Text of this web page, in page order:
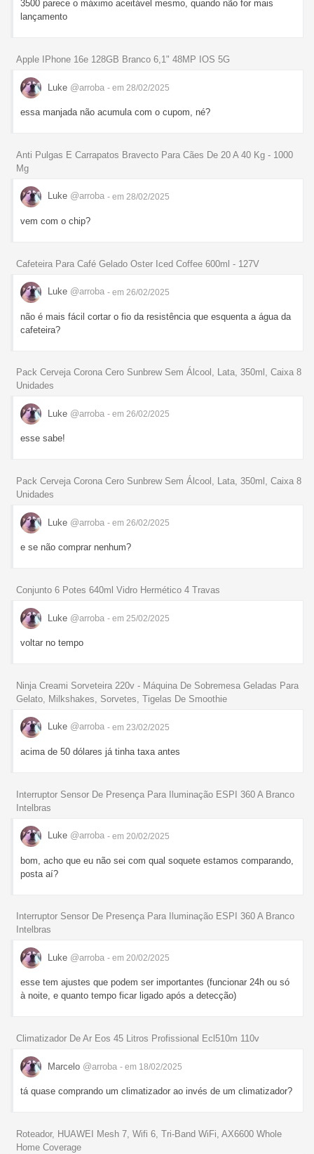
3500 parece o máximo aceitável mesmo, quando não for mais
lançamento
Apple IPhone 16e 128GB Branco 6,1" 48MP IOS 5G
Luke @arroba - em 28/02/2025
essa manjada não acumula com o cupom, né?
Anti Pulgas E Carrapatos Bravecto Para Cães De 20 A 40 Kg - 1000
Mg
Luke @arroba - em 28/02/2025
vem com o chip?
Cafeteira Para Café Gelado Oster Iced Coffee 600ml - 127V
Luke @arroba - em 26/02/2025
não é mais fácil cortar o fio da resistência que esquenta a água da
cafeteira?
Pack Cerveja Corona Cero Sunbrew Sem Álcool, Lata, 350ml, Caixa 8
Unidades
Luke @arroba - em 26/02/2025
esse sabe!
Pack Cerveja Corona Cero Sunbrew Sem Álcool, Lata, 350ml, Caixa 8
Unidades
Luke @arroba - em 26/02/2025
e se não comprar nenhum?
Conjunto 6 Potes 640ml Vidro Hermético 4 Travas
Luke @arroba - em 25/02/2025
voltar no tempo
Ninja Creami Sorveteira 220v - Máquina De Sobremesa Geladas Para
Gelato, Milkshakes, Sorvetes, Tigelas De Smoothie
Luke @arroba - em 23/02/2025
acima de 50 dólares já tinha taxa antes
Interruptor Sensor De Presença Para Iluminação ESPI 360 A Branco
Intelbras
Luke @arroba - em 20/02/2025
bom, acho que eu não sei com qual soquete estamos comparando,
posta aí?
Interruptor Sensor De Presença Para Iluminação ESPI 360 A Branco
Intelbras
Luke @arroba - em 20/02/2025
esse tem ajustes que podem ser importantes (funcionar 24h ou só
à noite, e quanto tempo ficar ligado após a detecção)
Climatizador De Ar Eos 45 Litros Profissional Ecl510m 110v
Marcelo @arroba - em 18/02/2025
tá quase comprando um climatizador ao invés de um climatizador?
Roteador, HUAWEI Mesh 7, Wifi 6, Tri-Band WiFi, AX6600 Whole
Home Coverage